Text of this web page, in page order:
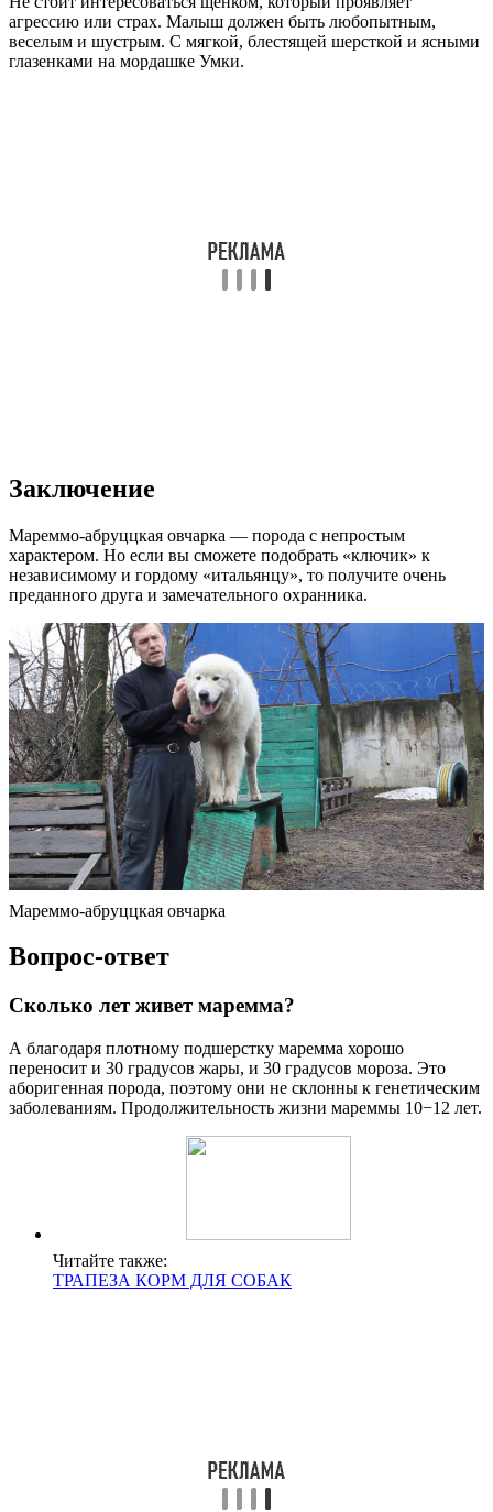
агрессию или страх. Малыш должен быть любопытным,
веселым и шустрым. С мягкой, блестящей шерсткой и ясными
глазенками на мордашке Умки.
Заключение
Мареммо-абруццкая овчарка — порода с непростым
характером. Но если вы сможете подобрать «ключик» к
независимому и гордому «итальянцу», то получите очень
преданного друга и замечательного охранника.
Мареммо-абруццкая овчарка
Вопрос-ответ
Сколько лет живет маремма?
А благодаря плотному подшерстку маремма хорошо
переносит и 30 градусов жары, и 30 градусов мороза. Это
аборигенная порода, поэтому они не склонны к генетическим
заболеваниям. Продолжительность жизни мареммы 10−12 лет.
Читайте также:
ТРАПЕЗА КОРМ ДЛЯ СОБАК